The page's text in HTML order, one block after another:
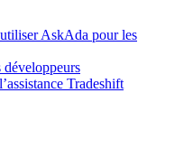
AskAda pour les
développeurs
Tradeshift